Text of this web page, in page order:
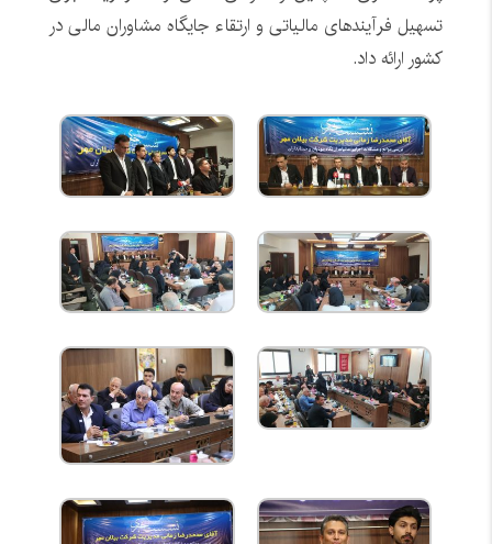
تسهیل فرآیندهای مالیاتی و ارتقاء جایگاه مشاوران مالی در
کشور ارائه داد.